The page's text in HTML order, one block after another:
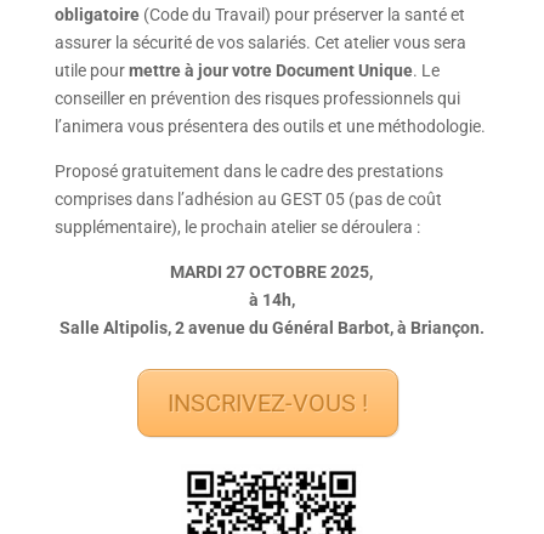
obligatoire(Code du Travail) pour préserver la santé et
assurer la sécurité de vos salariés. Cet atelier vous sera
utile pourmettre à jour votre Document Unique. Le
conseiller en prévention des risques professionnels qui
l’animera vous présentera des outils et une méthodologie.
Proposé gratuitement dans le cadre des prestations
comprises dans l’adhésion au GEST 05 (pas de coût
supplémentaire), le prochain atelier se déroulera :
MARDI 27 OCTOBRE 2025,
à 14h,
Salle Altipolis, 2 avenue du Général Barbot, à Briançon.
INSCRIVEZ-VOUS !